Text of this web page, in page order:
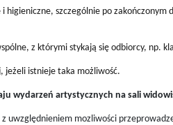
higieniczne, szczególnie po
z którymi stykają się odbiorcy, np.
jeżeli istnieje taka możliwość.
wydarzeń artystycznych na sali
uwzględnieniem mozliwości